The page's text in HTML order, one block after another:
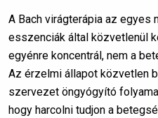
A Bach virágterápia az egyes
esszenciák által közvetlenül
egyénre koncentrál, nem a
Az érzelmi állapot közvetlen
szervezet öngyógyító
hogy harcolni tudjon a